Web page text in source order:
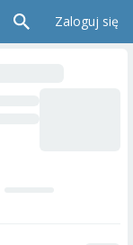
Zaloguj się